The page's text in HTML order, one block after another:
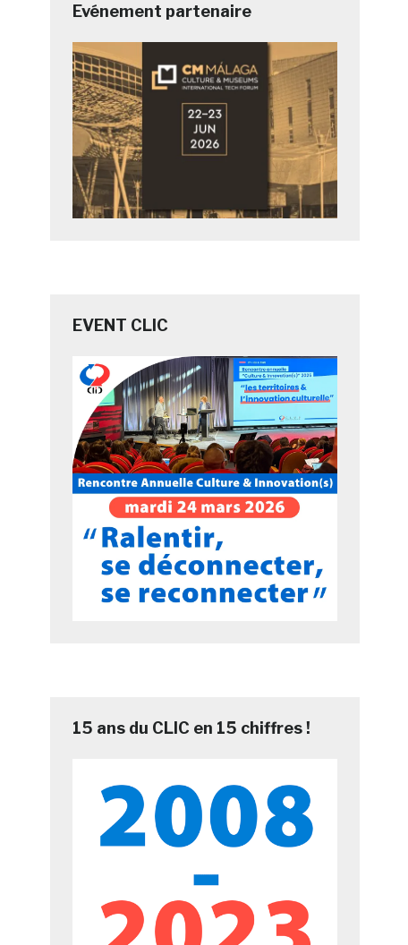
Evénement partenaire
EVENT CLIC
15 ans du CLIC en 15 chiffres !